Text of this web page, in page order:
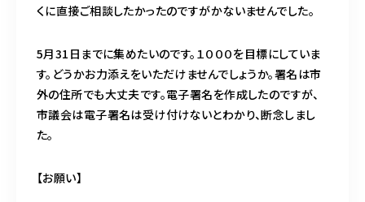
くに直接ご相談したかったのですがかないませんでした。
5月31日までに集めたいのです。１０００を目標にしていま
す。どうかお力添えをいただけませんでしょうか。署名は市
外の住所でも大丈夫です。電子署名を作成したのですが、
市議会は電子署名は受け付けないとわかり、断念しまし
た。
【お願い】